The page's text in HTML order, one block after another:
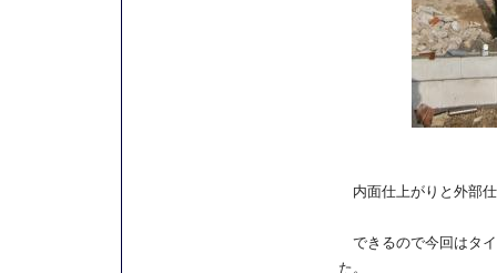
内面仕上がりと外部
できるので今回はタ
た。